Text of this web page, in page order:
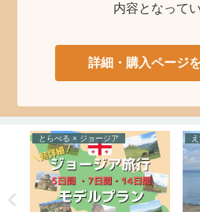
内容となって
詳細・購入ページ
とらべる × ジョージア